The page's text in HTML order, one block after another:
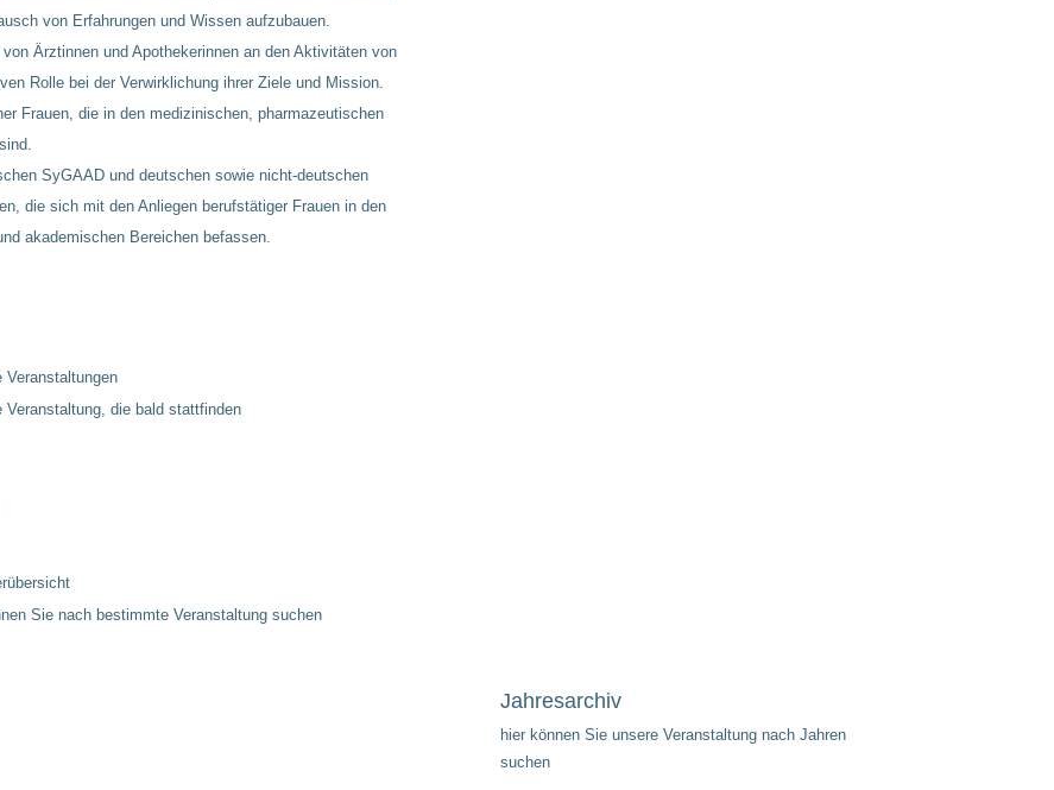
von Erfahrungen und Wissen aufzubauen.
Ärztinnen und Apothekerinnen an den Aktivitäten von
Rolle bei der Verwirklichung ihrer Ziele und Mission.
Frauen, die in den medizinischen, pharmazeutischen
SyGAAD und deutschen sowie nicht-deutschen
die sich mit den Anliegen berufstätiger Frauen in den
akademischen Bereichen befassen.
Veranstaltungen
Veranstaltung, die bald stattfinden
Sie nach bestimmte Veranstaltung suchen
Jahresarchiv
hier können Sie unsere Veranstaltung nach Jahren
suchen